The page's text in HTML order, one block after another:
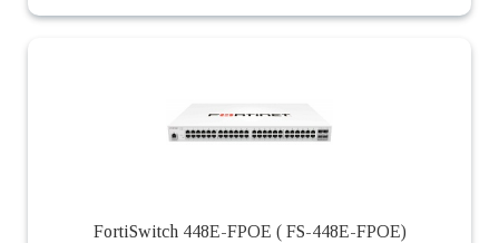
FortiSwitch 448E-FPOE ( FS-448E-FPOE)